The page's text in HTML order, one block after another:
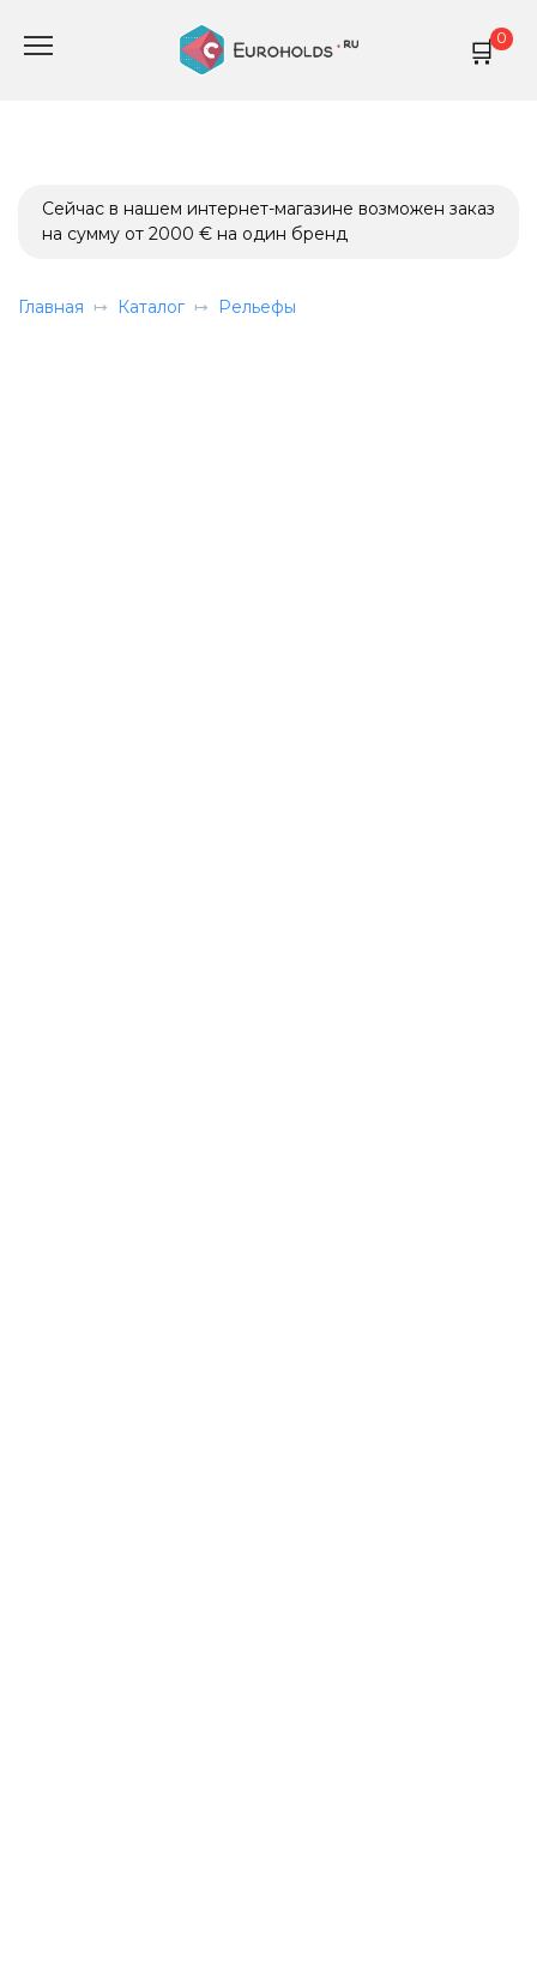
0
Сейчас в нашем интернет-магазине возможен заказ
на сумму от 2000 € на один бренд
Главная Каталог Рельефы